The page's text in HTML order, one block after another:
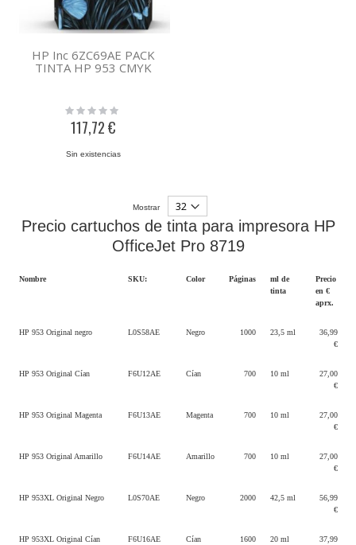
HP Inc 6ZC69AE PACK
TINTA HP 953 CMYK
Rating:
117,72 €
Sin existencias
Mostrar
Precio cartuchos de tinta para impresora HP
OfficeJet Pro 8719
Nombre SKU: Color Páginas
ml de
tinta
Precio
en €
aprx.
HP 953 Original negro L0S58AE Negro 1000 23,5 ml
36,99
€
HP 953 Original Cían F6U12AE Cían 700 10 ml
27,00
€
HP 953 Original Magenta F6U13AE Magenta 700 10 ml
27,00
€
HP 953 Original Amarillo F6U14AE Amarillo 700 10 ml
27,00
€
HP 953XL Original Negro L0S70AE Negro 2000 42,5 ml
56,99
€
HP 953XL Original Cían F6U16AE Cían 1600 20 ml
37,99